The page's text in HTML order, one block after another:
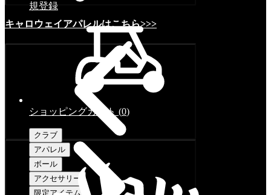
キャロウェイアパレルはこちら>>>
規登録
ショッピングカート (0)
クラブ
アパレル
ボール
アクセサリー
限定アイテム